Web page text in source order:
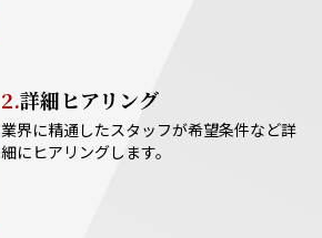
2.詳細ヒアリング
業界に精通したスタッフが希望条件など詳
細にヒアリングします。